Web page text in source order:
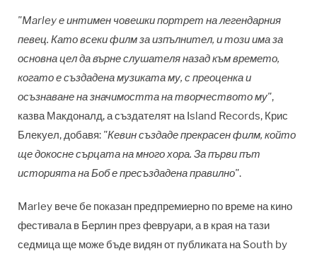
"Marley е интимен човешки портрет на легендарния
певец. Като всеки филм за изпълнител, и този има за
основна цел да върне слушателя назад към времето,
когато е създадена музиката му, с преоценка и
осъзнаване на значимостта на творчеството му",
казва Макдоналд, а създателят на Island Records, Крис
Блекуел, добавя: "Кевин създаде прекрасен филм, който
ще докосне сърцата на много хора. За първи път
историята на Боб е пресъздадена правилно".
Marley вече бе показан предпремиерно по време на кино
фестивала в Берлин през февруари, а в края на тази
седмица ще може бъде видян от публиката на South by